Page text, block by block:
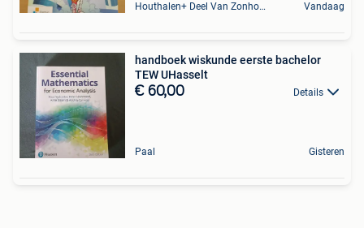
Houthalen+ Deel Van Zonhoven En Zolder Vandaag
handboek wiskunde eerste bachelor
TEW UHasselt
€ 60,00 Details
Paal Gisteren